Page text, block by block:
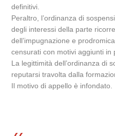
definitivi.
Peraltro, l’ordinanza di
degli interessi della parte
dell’impugnazione e
censurati con motivi aggiunti in
La legittimità dell’ordinanza di
reputarsi travolta dalla
Il motivo di appello è infondato.